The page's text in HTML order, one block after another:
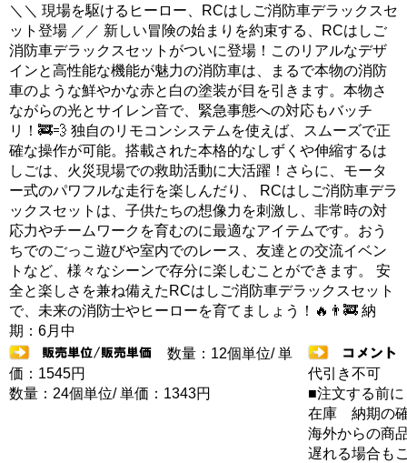
＼＼ 現場を駆けるヒーロー、RCはしご消防車デラックスセ
ット登場 ／／ 新しい冒険の始まりを約束する、RCはしご
消防車デラックスセットがついに登場！このリアルなデザ
インと高性能な機能が魅力の消防車は、まるで本物の消防
車のような鮮やかな赤と白の塗装が目を引きます。本物さ
ながらの光とサイレン音で、緊急事態への対応もバッチ
リ！🚒💨 独自のリモコンシステムを使えば、スムーズで正
確な操作が可能。搭載された本格的なしずくや伸縮するは
しごは、火災現場での救助活動に大活躍！さらに、モータ
ー式のパワフルな走行を楽しんだり、 RCはしご消防車デラ
ックスセットは、子供たちの想像力を刺激し、非常時の対
応力やチームワークを育むのに最適なアイテムです。おう
ちでのごっこ遊びや室内でのレース、友達との交流イベン
トなど、様々なシーンで存分に楽しむことができます。 安
全と楽しさを兼ね備えたRCはしご消防車デラックスセット
で、未来の消防士やヒーローを育てましょう！🔥👨‍🚒 納
期：6月中
数量：12個単位/ 単
価：1545円
数量：24個単位/ 単価：1343円
代引き不可
■注文する前に
在庫 納期の
海外からの商
遅れる場合も